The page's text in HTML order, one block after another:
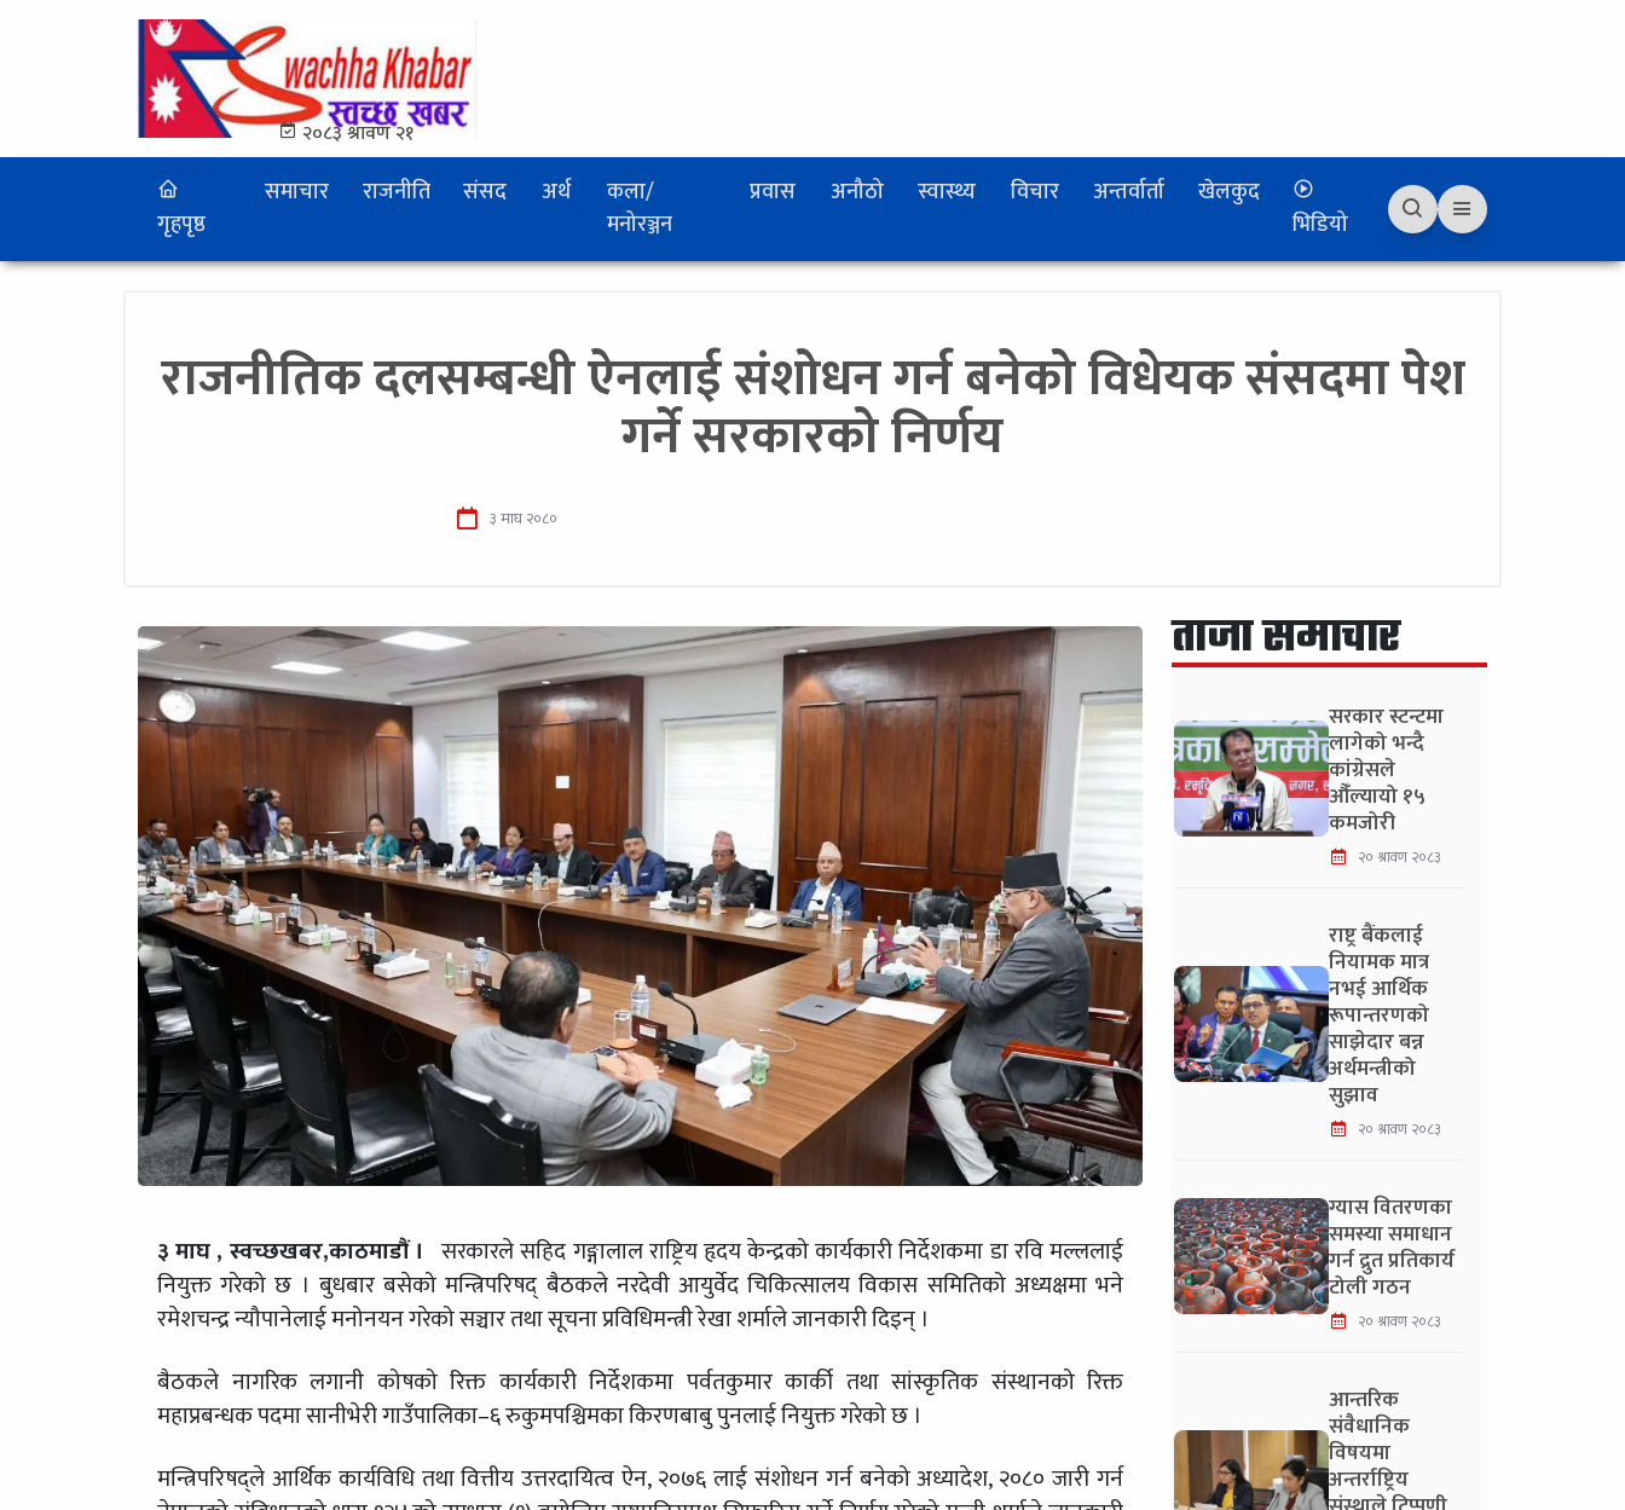
२०८३ श्रावण २१
गृहपृष्ठ
समाचार राजनीति संसद अर्थ
कला/
मनोरञ्जन
प्रवास अनौठो स्वास्थ्य विचार अन्तर्वार्ता
खेलकुद
भिडियो
राजनीतिक दलसम्बन्धी ऐनलाई संशोधन गर्न बनेको विधेयक संसदमा पेश
गर्ने सरकारको निर्णय
३ माघ २०८०
३ माघ , स्वच्छखबर,काठमाडौं । सरकारले सहिद गङ्गालाल राष्ट्रिय हृदय केन्द्रको कार्यकारी निर्देशकमा डा रवि मल्ललाई
नियुक्त गरेको छ । बुधबार बसेको मन्त्रिपरिषद् बैठकले नरदेवी आयुर्वेद चिकित्सालय विकास समितिको अध्यक्षमा भने
रमेशचन्द्र न्यौपानेलाई मनोनयन गरेको सञ्चार तथा सूचना प्रविधिमन्त्री रेखा शर्माले जानकारी दिइन् ।
बैठकले नागरिक लगानी कोषको रिक्त कार्यकारी निर्देशकमा पर्वतकुमार कार्की तथा सांस्कृतिक संस्थानको रिक्त
महाप्रबन्धक पदमा सानीभेरी गाउँपालिका–६ रुकुमपश्चिमका किरणबाबु पुनलाई नियुक्त गरेको छ ।
मन्त्रिपरिषद्ले आर्थिक कार्यविधि तथा वित्तीय उत्तरदायित्व ऐन, २०७६ लाई संशोधन गर्न बनेको अध्यादेश, २०८० जारी गर्न
ताजा समाचार
सरकार स्टन्टमा
लागेको भन्दै
कांग्रेसले
औँल्यायो १५
कमजोरी
२० श्रावण २०८३
राष्ट्र बैंकलाई
नियामक मात्र
नभई आर्थिक
रूपान्तरणको
साझेदार बन्न
अर्थमन्त्रीको
सुझाव
२० श्रावण २०८३
ग्यास वितरणका
समस्या समाधान
गर्न द्रुत प्रतिकार्य
टोली गठन
२० श्रावण २०८३
आन्तरिक
संवैधानिक
विषयमा
अन्तर्राष्ट्रिय